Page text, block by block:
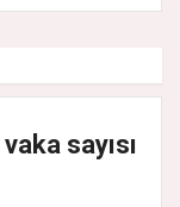
sayısı